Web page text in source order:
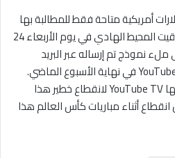
الائتمان البالغة 10 دولارات أمريكية متاحة فقط للمطالبة بها
بحلول الساعة 11:50 مساءً بتوقيت المحيط الهادي في يوم الأربعاء 24
نموذج تم إرساله عبر البريد
الإلكتروني إلى مستخدمي YouTube TV في نهاية الأسبوع الماضي.
كانت هذه ثاني مرة يتعرض فيها YouTube TV لانقطاع خطير هذا
أثناء مباريات كأس العالم هذا